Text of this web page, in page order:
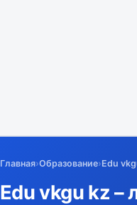
Главная›Образование›Edu
Edu vkgu kz –